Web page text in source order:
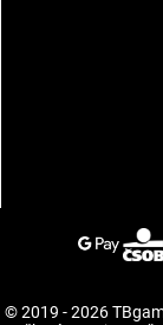
© 2019 - 2026